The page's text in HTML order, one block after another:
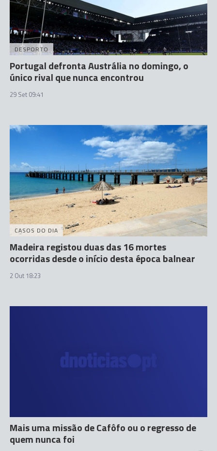
DESPORTO
Portugal defronta Austrália no domingo, o
único rival que nunca encontrou
29 Set 09:41
CASOS DO DIA
Madeira registou duas das 16 mortes
ocorridas desde o início desta época balnear
2 Out 18:23
Mais uma missão de Cafôfo ou o regresso de
quem nunca foi